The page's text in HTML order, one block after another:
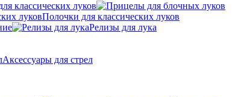
классических луков
Полочки для классических луков
Релизы для лука
Аксессуары для стрел